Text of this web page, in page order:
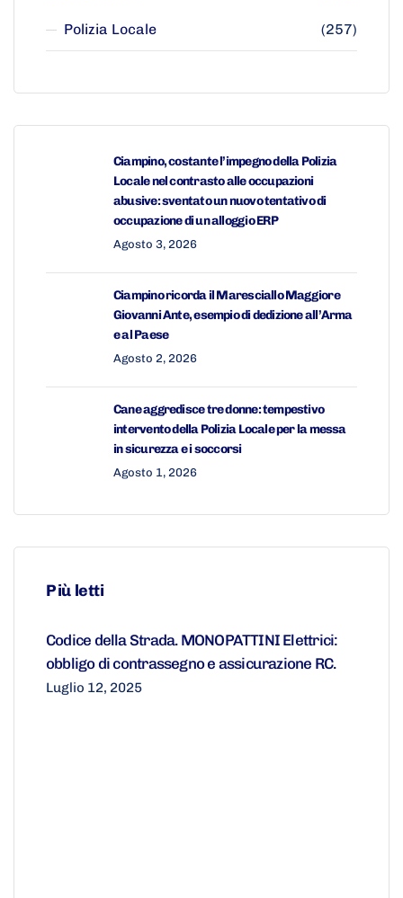
Polizia Locale (257)
Ciampino, costante l’impegno della Polizia
Locale nel contrasto alle occupazioni
abusive: sventato un nuovo tentativo di
occupazione di un alloggio ERP
Agosto 3, 2026
Ciampino ricorda il Maresciallo Maggiore
Giovanni Ante, esempio di dedizione all’Arma
e al Paese
Agosto 2, 2026
Cane aggredisce tre donne: tempestivo
intervento della Polizia Locale per la messa
in sicurezza e i soccorsi
Agosto 1, 2026
Più letti
Codice della Strada. MONOPATTINI Elettrici:
obbligo di contrassegno e assicurazione RC.
Luglio 12, 2025